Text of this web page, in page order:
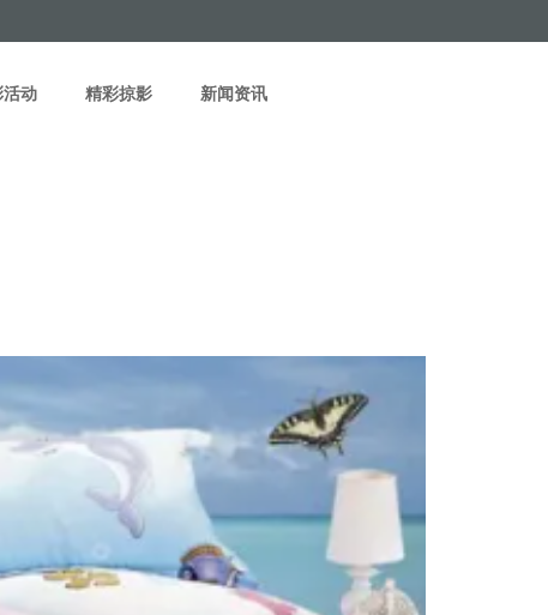
活动 精彩掠影 新闻资讯